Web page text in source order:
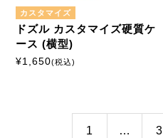
カスタマイズ
ドズル カスタマイズ硬質ケ
ース (横型)
¥1,650(税込)
1 … 3